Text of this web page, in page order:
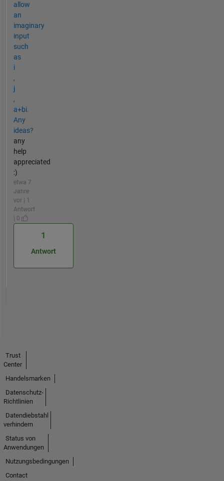
allow
an
imaginary
input
such
as
i
,
j
,
a+bi.
Any
ideas?
any
help
appreciated
:)
etwa 7
Jahre
vor | 1
Antwort
| 0
1
Antwort
Trust
Center
Handelsmarken
Datenschutz-
Richtlinien
Datendiebstahl
verhindern
Status von
Anwendungen
Nutzungsbedingungen
Contact